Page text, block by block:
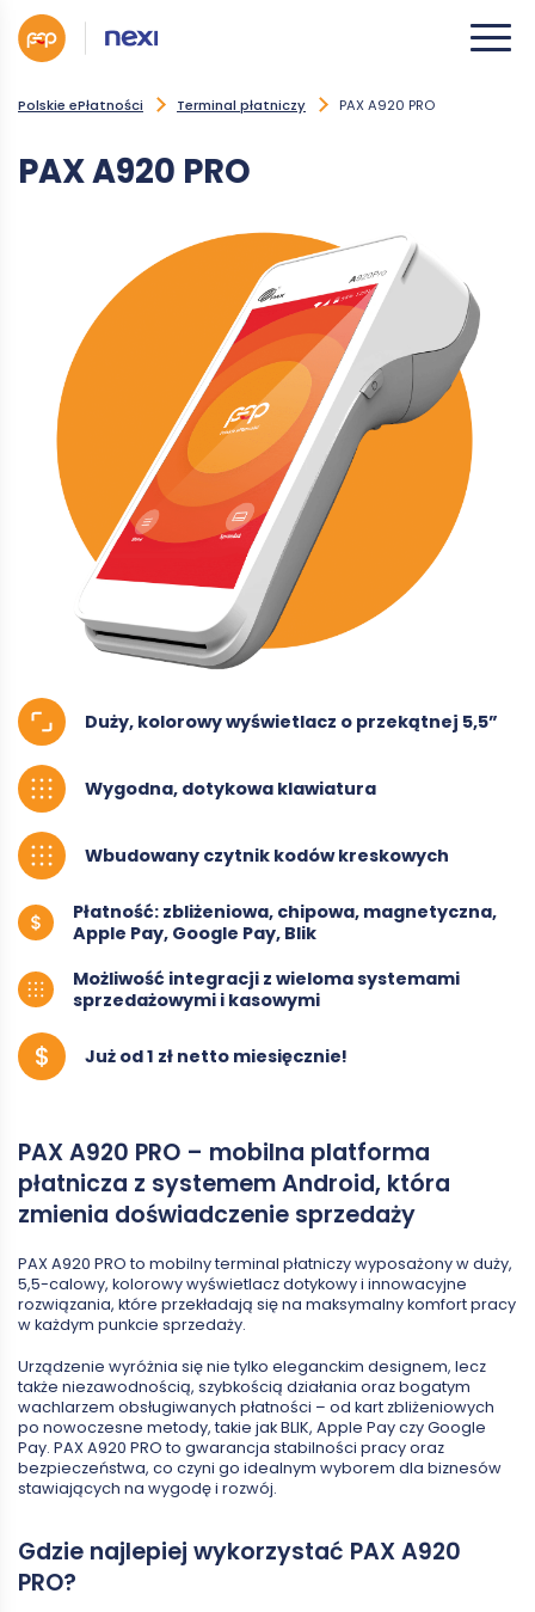
Polskie ePłatności Terminal płatniczy PAX A920 PRO
PAX A920 PRO
Duży, kolorowy wyświetlacz o przekątnej 5,5”
Wygodna, dotykowa klawiatura
Wbudowany czytnik kodów kreskowych
Płatność: zbliżeniowa, chipowa, magnetyczna,
Apple Pay, Google Pay, Blik
Możliwość integracji z wieloma systemami
sprzedażowymi i kasowymi
Już od 1 zł netto miesięcznie!
PAX A920 PRO – mobilna platforma
płatnicza z systemem Android, która
zmienia doświadczenie sprzedaży
PAX A920 PRO to mobilny terminal płatniczy wyposażony w duży,
5,5-calowy, kolorowy wyświetlacz dotykowy i innowacyjne
rozwiązania, które przekładają się na maksymalny komfort pracy
w każdym punkcie sprzedaży.
Urządzenie wyróżnia się nie tylko eleganckim designem, lecz
także niezawodnością, szybkością działania oraz bogatym
wachlarzem obsługiwanych płatności – od kart zbliżeniowych
po nowoczesne metody, takie jak BLIK, Apple Pay czy Google
Pay. PAX A920 PRO to gwarancja stabilności pracy oraz
bezpieczeństwa, co czyni go idealnym wyborem dla biznesów
stawiających na wygodę i rozwój.
Gdzie najlepiej wykorzystać PAX A920
PRO?